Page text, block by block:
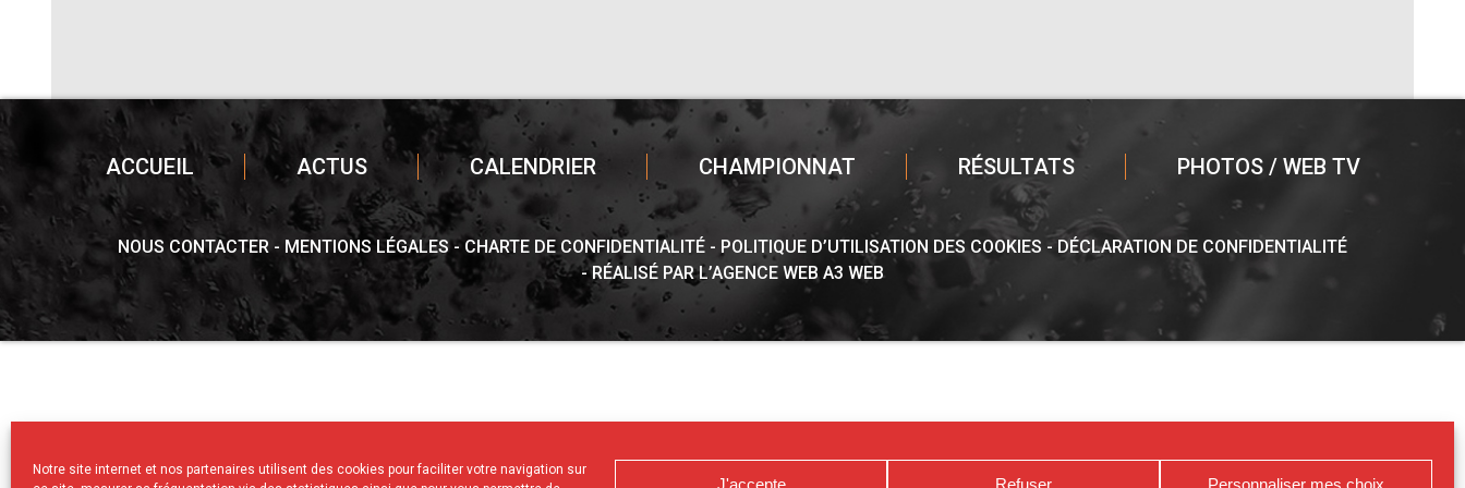
Notre site internet et nos partenaires utilisent des cookies pour faciliter votre navigation sur
J'accepte Refuser Personnaliser mes choix
ACCUEIL ACTUS CALENDRIER CHAMPIONNAT RÉSULTATS PHOTOS / WEB TV
NOUS CONTACTER MENTIONS LÉGALES CHARTE DE CONFIDENTIALITÉ POLITIQUE D’UTILISATION DES COOKIES
DÉCLARATION DE CONFIDENTIALITÉ
RÉALISÉ PAR L’AGENCE WEB A3 WEB